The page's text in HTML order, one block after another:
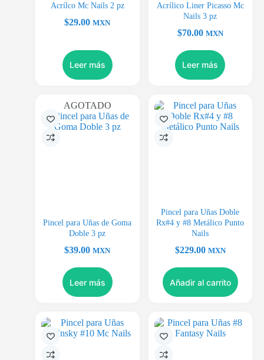
Acrílco Mc Nails 2 pz
$29.00 MXN
Leer más
Acrílico Liner Picasso Mc
Nails 3 pz
$70.00 MXN
Leer más
AGOTADO
Pincel para Uñas de Goma
Doble 3 pz
$39.00 MXN
Leer más
Pincel para Uñas Doble
Rx#4 y #8 Metálico Punto
Nails
$229.00 MXN
Añadir al carrito